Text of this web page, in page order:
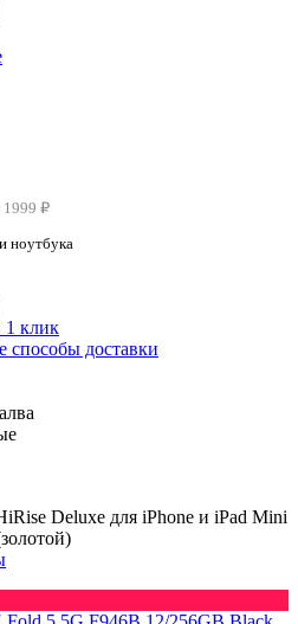
1999 ₽
ноутбука
1 клик
способы доставки
Deluxe для iPhone и iPad Mini